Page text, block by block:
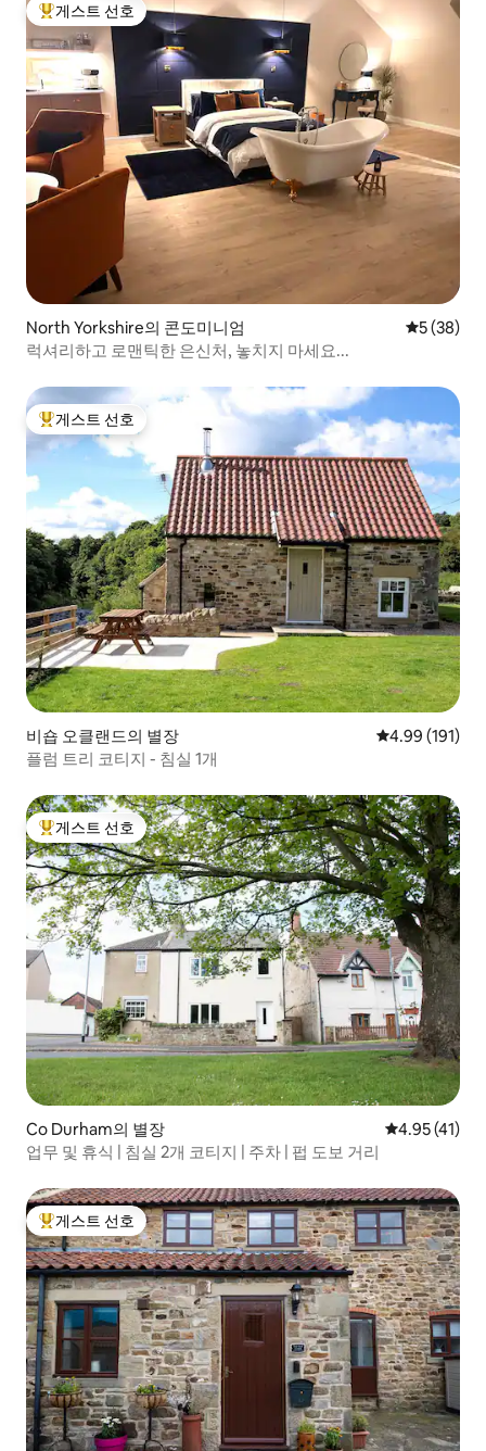
상위 게스트 선호
게스트 선호
North Yorkshire의 콘도미니엄 평점 5점(5
5 (38)
럭셔리하고 로맨틱한 은신처, 놓치지 마세요...
상위 게스트 선호
게스트 선호
비숍 오클랜드의 별장 평점 4.99점(5
4.99 (191)
플럼 트리 코티지 - 침실 1개
상위 게스트 선호
게스트 선호
Co Durham의 별장 평점 4.95점
4.95 (41)
업무 및 휴식 | 침실 2개 코티지 | 주차 | 펍 도보 거리
상위 게스트 선호
게스트 선호